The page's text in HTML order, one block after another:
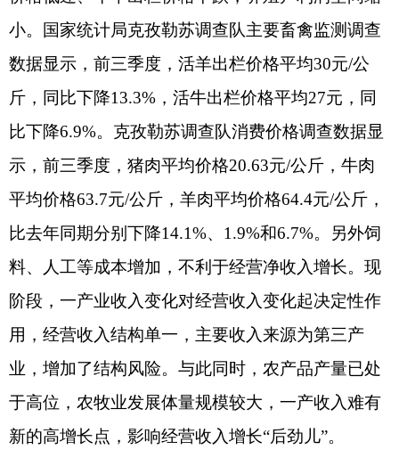
率低。在银行存款利息降低的大背景下，财产净收
入增长更加困难。
国家统计局克孜勒苏调查队
2023年11月17日
打印本页 关闭窗口
各县（市）网站 媒体
地州市政府 区政府部门